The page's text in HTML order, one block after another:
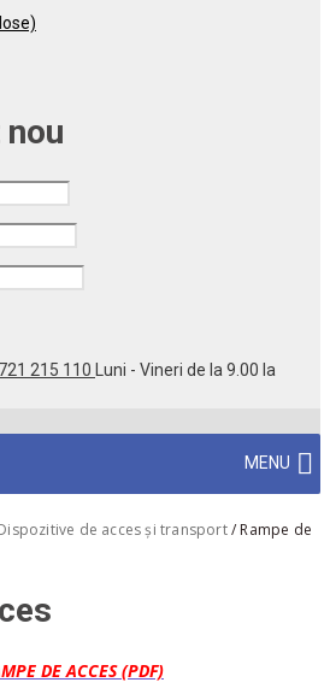
215 110
Luni - Vineri de la 9.00 la
MENU
de acces și transport/ Rampe de
DE ACCES (PDF)